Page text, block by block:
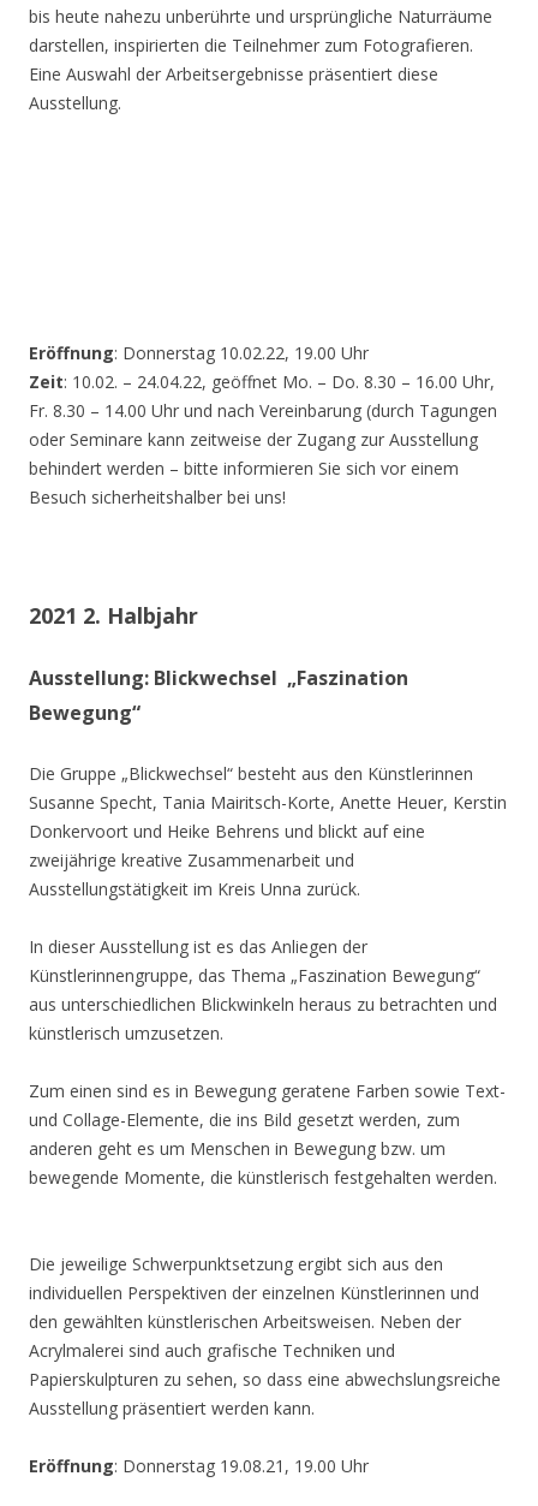
bis heute nahezu unberührte und ursprüngliche Naturräume
darstellen, inspirierten die Teilnehmer zum Fotografieren.
Eine Auswahl der Arbeitsergebnisse präsentiert diese
Ausstellung.
Eröffnung: Donnerstag 10.02.22, 19.00 Uhr
Zeit: 10.02. – 24.04.22, geöffnet Mo. – Do. 8.30 – 16.00 Uhr,
Fr. 8.30 – 14.00 Uhr und nach Vereinbarung (durch Tagungen
oder Seminare kann zeitweise der Zugang zur Ausstellung
behindert werden – bitte informieren Sie sich vor einem
Besuch sicherheitshalber bei uns!
2021 2. Halbjahr
Ausstellung: Blickwechsel „Faszination
Bewegung“
Die Gruppe „Blickwechsel“ besteht aus den Künstlerinnen
Susanne Specht, Tania Mairitsch-Korte, Anette Heuer, Kerstin
Donkervoort und Heike Behrens und blickt auf eine
zweijährige kreative Zusammenarbeit und
Ausstellungstätigkeit im Kreis Unna zurück.
In dieser Ausstellung ist es das Anliegen der
Künstlerinnengruppe, das Thema „Faszination Bewegung“
aus unterschiedlichen Blickwinkeln heraus zu betrachten und
künstlerisch umzusetzen.
Zum einen sind es in Bewegung geratene Farben sowie Text-
und Collage-Elemente, die ins Bild gesetzt werden, zum
anderen geht es um Menschen in Bewegung bzw. um
bewegende Momente, die künstlerisch festgehalten werden.
Die jeweilige Schwerpunktsetzung ergibt sich aus den
individuellen Perspektiven der einzelnen Künstlerinnen und
den gewählten künstlerischen Arbeitsweisen. Neben der
Acrylmalerei sind auch grafische Techniken und
Papierskulpturen zu sehen, so dass eine abwechslungsreiche
Ausstellung präsentiert werden kann.
Eröffnung: Donnerstag 19.08.21, 19.00 Uhr